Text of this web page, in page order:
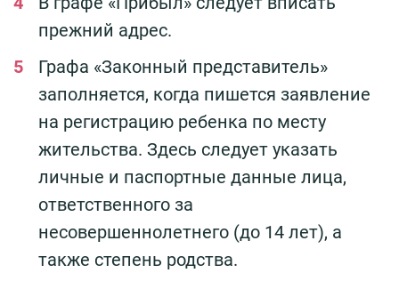
прежний адрес.
Графа «Законный представитель»
заполняется, когда пишется заявление
на регистрацию ребенка по месту
жительства. Здесь следует указать
личные и паспортные данные лица,
ответственного за
несовершеннолетнего (до 14 лет), а
также степень родства.